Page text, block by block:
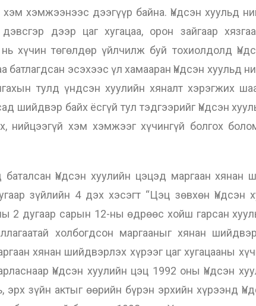
хэмжээнээс дээгүүр байна. Үндсэн хуульд
дээр цаг хугацаа, орон зайгаар
хүчин төгөлдөр үйлчилж буй тохиолдолд
эсэхээс үл хамааран Үндсэн хуульд
тулд үндсэн хуулийн хяналт хэрэгжих
шийдвэр байх ёсгүй тул тэдгээрийг Үндсэн
нийцээгүй хэм хэмжээг хүчингүй болгох
Үндсэн хуулийн цэцэд маргаан хянан
зүйлийн 4 дэх хэсэгт “Цэц зөвхөн Үндсэн
2 дугаар сарын 12-ны өдрөөс хойш гарсан
холбогдсон маргааныг хянан
хянан шийдвэрлэх хүрээг цаг хугацааны
Үндсэн хуулийн цэц 1992 оны Үндсэн
эрх зүйн актыг өөрийн бүрэн эрхийн хүрээнд